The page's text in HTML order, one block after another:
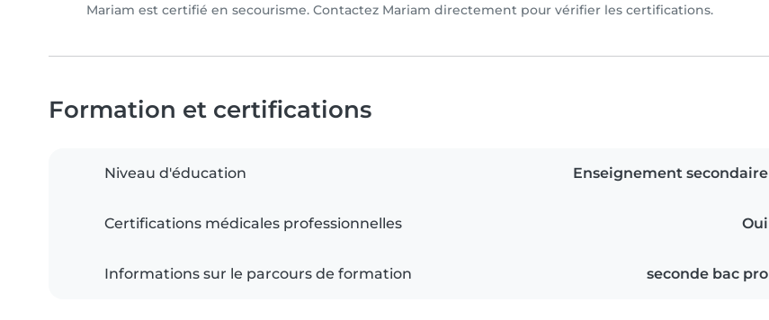
Mariam est certifié en secourisme. Contactez Mariam directement pour vérifier les certifications.
Formation et certifications
Niveau d'éducation Enseignement secondaire
Certifications médicales professionnelles Oui
Informations sur le parcours de formation seconde bac pro